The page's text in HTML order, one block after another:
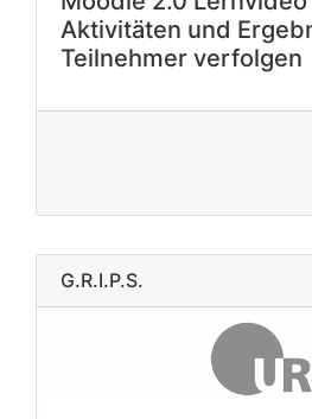
Aktivitäten und
Teilnehmer verfolgen
G.R.I.P.S.